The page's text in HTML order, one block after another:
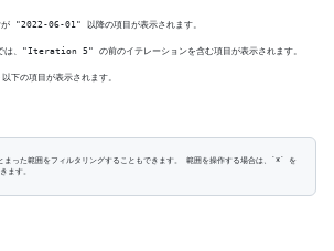
が "2022-06-01" 以降の項目が表示されます。
は、"Iteration 5" の前のイテレーションを含む項目が表示されます。
下の項目が表示されます。